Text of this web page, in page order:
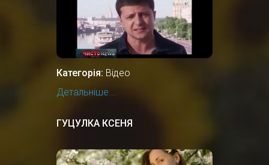
Категорія: Відео
Детальніше...
ГУЦУЛКА КСЕНЯ